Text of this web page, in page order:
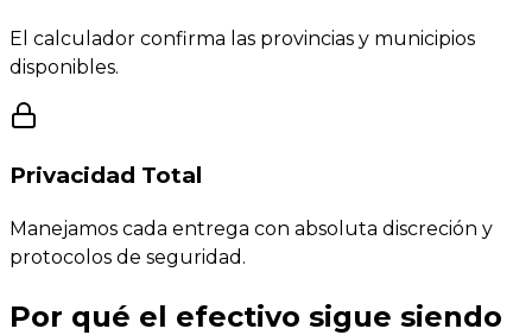
El calculador confirma las provincias y municipios
disponibles.
Privacidad Total
Manejamos cada entrega con absoluta discreción y
protocolos de seguridad.
Por qué el efectivo sigue siendo